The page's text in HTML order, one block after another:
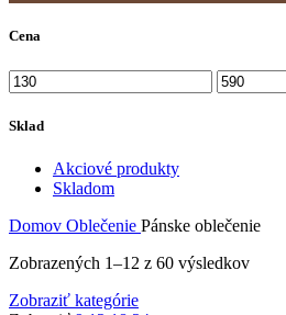
Cena
Minimálna
cena
Maximálna
cena
Sklad
Akciové produkty
Skladom
Domov Oblečenie Pánske oblečenie
Zobrazených 1–12 z 60 výsledkov
Zobraziť kategórie